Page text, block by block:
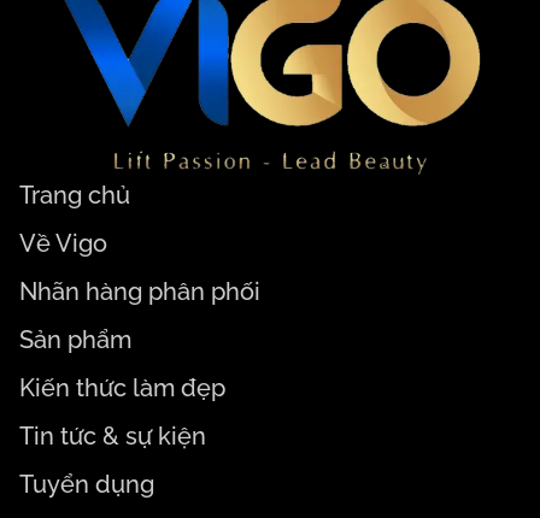
Trang chủ
Về Vigo
Nhãn hàng phân phối
Sản phẩm
Kiến thức làm đẹp
Tin tức & sự kiện
Tuyển dụng